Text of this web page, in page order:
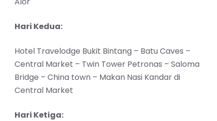
Hari Kedua:
Hotel Travelodge Bukit Bintang – Batu Caves –
Central Market – Twin Tower Petronas – Saloma
Bridge – China town – Makan Nasi Kandar di
Central Market
Hari Ketiga: